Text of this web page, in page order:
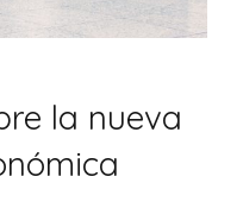
la nueva